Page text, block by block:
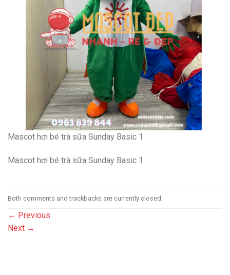
Mascot hơi bé trà sữa Sunday Basic 1
Mascot hơi bé trà sữa Sunday Basic 1
Both comments and trackbacks are currently closed.
← Previous
Next →